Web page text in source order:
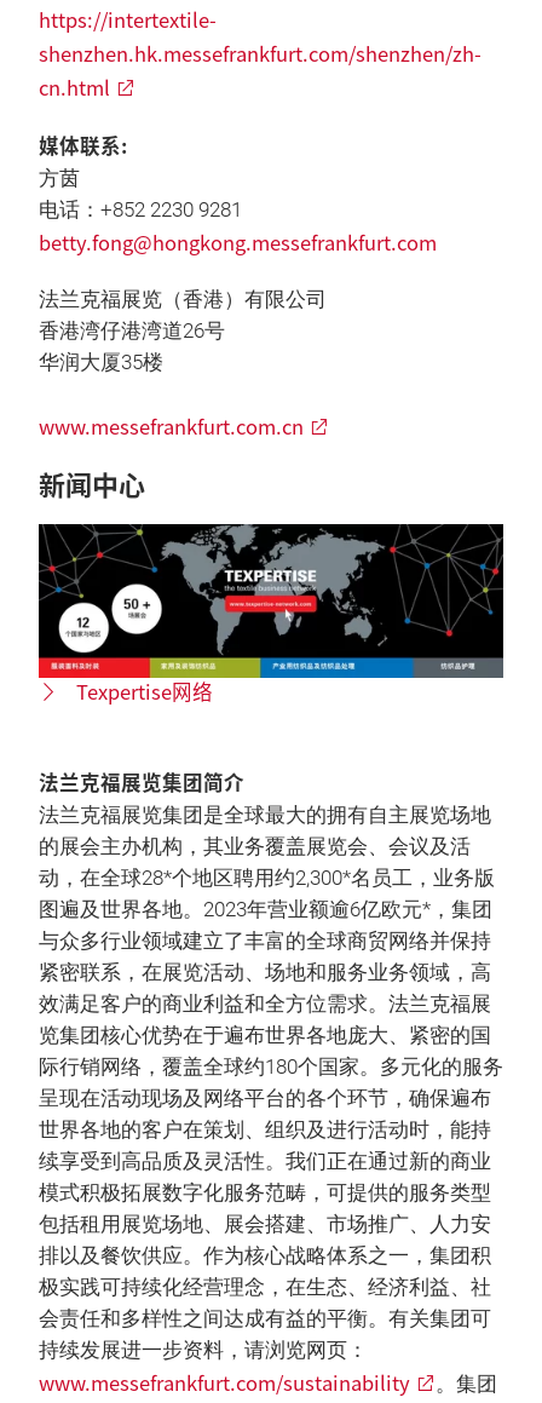
https://intertextile-
shenzhen.hk.messefrankfurt.com/shenzhen/zh-
cn.html
媒体联系:
方茵
电话：+852 2230 9281
betty.fong@hongkong.messefrankfurt.com
法兰克福展览（香港）有限公司
香港湾仔港湾道26号
华润大厦35楼
www.messefrankfurt.com.cn
新闻中心
Texpertise网络
法兰克福展览集团简介
法兰克福展览集团是全球最大的拥有自主展览场地
的展会主办机构，其业务覆盖展览会、会议及活
动，在全球28*个地区聘用约2,300*名员工，业务版
图遍及世界各地。2023年营业额逾6亿欧元*，集团
与众多行业领域建立了丰富的全球商贸网络并保持
紧密联系，在展览活动、场地和服务业务领域，高
效满足客户的商业利益和全方位需求。法兰克福展
览集团核心优势在于遍布世界各地庞大、紧密的国
际行销网络，覆盖全球约180个国家。多元化的服务
呈现在活动现场及网络平台的各个环节，确保遍布
世界各地的客户在策划、组织及进行活动时，能持
续享受到高品质及灵活性。我们正在通过新的商业
模式积极拓展数字化服务范畴，可提供的服务类型
包括租用展览场地、展会搭建、市场推广、人力安
排以及餐饮供应。作为核心战略体系之一，集团积
极实践可持续化经营理念，在生态、经济利益、社
会责任和多样性之间达成有益的平衡。有关集团可
持续发展进一步资料，请浏览网页：
www.messefrankfurt.com/sustainability
。集团